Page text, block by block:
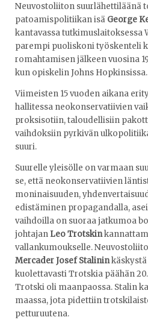
Neuvostoliiton suurlähettiläänä
patoamispolitiikan isä George
kantavassa tutkimuslaitoksessa
parempi puoliskoni työskenteli
romahtamisen jälkeen vuosina
kun opiskelin Johns Hopkinsissa.
Viimeisten 15 vuoden aikana
hallitessa neokonservatiivien
proksisotiin, taloudellisiin
vaihdoksiin pyrkivän
suuri.
Suurelle yleisölle on varmaan
se, että neokonservatiivien
moninaisuuden,
edistäminen propagandalla,
vaihdoilla on suoraa jatkumoa
johtajan Leo Trotskin
vallankumoukselle.
MercaderJosef Stalininkäskystä
kuolettavasti Trotskia päähän
Trotski oli maanpaossa. Stalin
maassa, jota pidettiin
petturuutena.